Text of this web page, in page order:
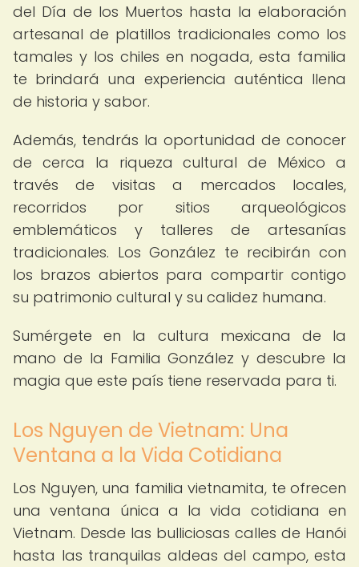
del Día de los Muertos hasta la elaboración
artesanal de platillos tradicionales como los
tamales y los chiles en nogada, esta familia
te brindará una experiencia auténtica llena
de historia y sabor.
Además, tendrás la oportunidad de conocer
de cerca la riqueza cultural de México a
través de visitas a mercados locales,
recorridos por sitios arqueológicos
emblemáticos y talleres de artesanías
tradicionales. Los González te recibirán con
los brazos abiertos para compartir contigo
su patrimonio cultural y su calidez humana.
Sumérgete en la cultura mexicana de la
mano de la Familia González y descubre la
magia que este país tiene reservada para ti.
Los Nguyen de Vietnam: Una
Ventana a la Vida Cotidiana
Los Nguyen, una familia vietnamita, te ofrecen
una ventana única a la vida cotidiana en
Vietnam. Desde las bulliciosas calles de Hanói
hasta las tranquilas aldeas del campo, esta